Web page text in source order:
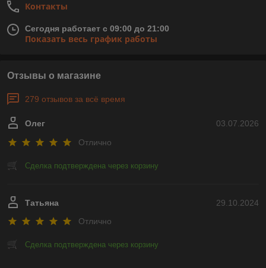
Контакты
Сегодня работает с 09:00 до 21:00
Показать весь график работы
Отзывы о магазине
279 отзывов за всё время
03.07.2026
Олег
Отлично
Сделка подтверждена через корзину
29.10.2024
Татьяна
Отлично
Сделка подтверждена через корзину